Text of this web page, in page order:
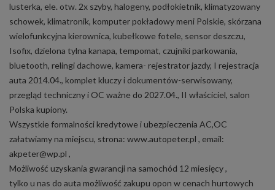
lusterka, ele. otw. 2x szyby, halogeny, podłokietnik, klimatyzowany
schowek, klimatronik, komputer pokładowy meni Polskie, skórzana
wielofunkcyjna kierownica, kubełkowe fotele, sensor deszczu,
Isofix, dzielona tylna kanapa, tempomat, czujniki parkowania,
bluetooth, relingi dachowe, kamera- rejestrator jazdy, I rejestracja
auta 2014.04., komplet kluczy i dokumentów-serwisowany,
przegląd techniczny i OC ważne do 2027.04., II właściciel, salon
Polska kupiony.
Wszystkie formalności kredytowe i ubezpieczenia AC,OC
załatwiamy na miejscu, strona: www.autopeter.pl , email:
akpeter@wp.pl ,
Możliwość uzyskania gwarancji na samochód 12 miesięcy ,
tylko u nas do auta możliwość zakupu opon w cenach hurtowych